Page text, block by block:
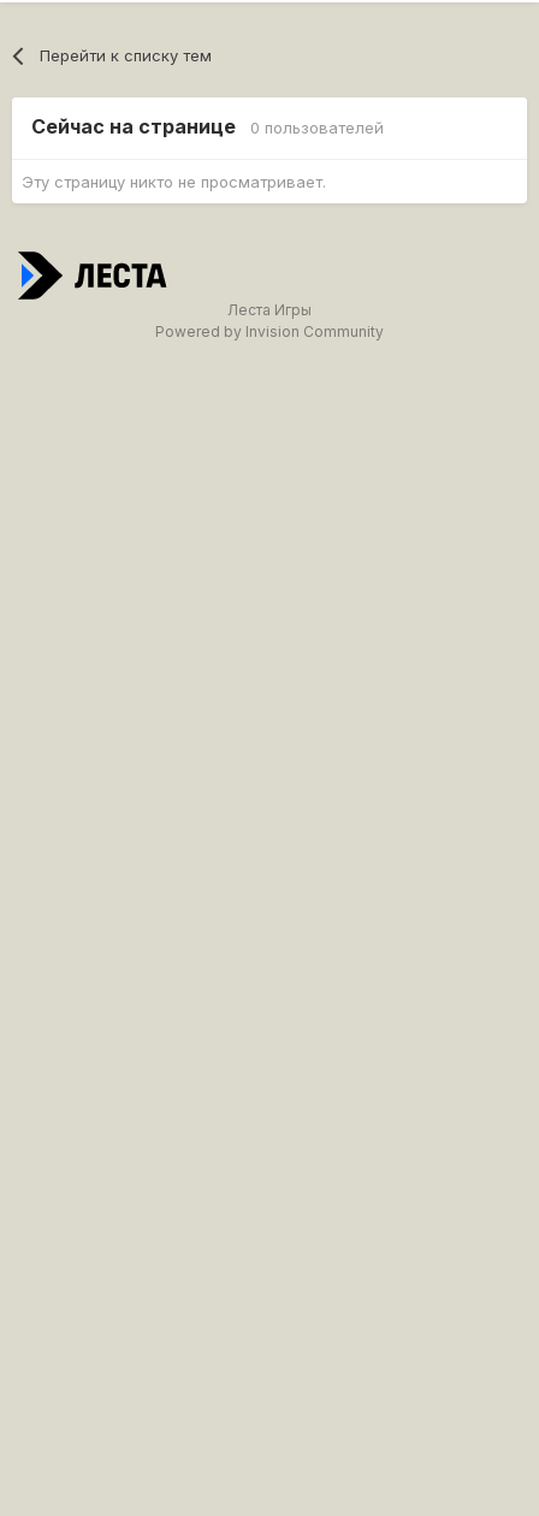
Перейти к списку тем
Сейчас на странице 0 пользователей
Эту страницу никто не просматривает.
Леста Игры
Powered by Invision Community